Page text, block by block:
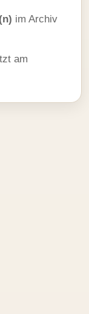
im Archiv
am